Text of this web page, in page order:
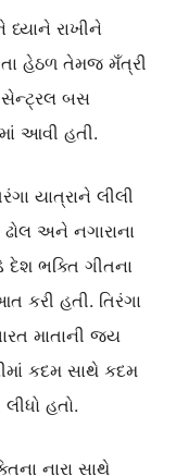
રાખીને
હેઠળ તેમજ મઁત્રી
સેન્ટ્રલ બસ
આવી હતી.
યાત્રાને લીલી
અને નગારાના
ભક્તિ ગીતના
કરી હતી. તિરંગા
માતાની જય
કદમ સાથે કદમ
હતો.
નારા સાથે